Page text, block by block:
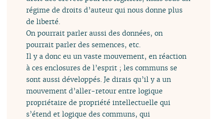
régime de droits d’auteur qui nous donne plus
de liberté.
On pourrait parler aussi des données, on
pourrait parler des semences, etc.
Il y a donc eu un vaste mouvement, en réaction
à ces enclosures de l’esprit ; les communs se
sont aussi développés. Je dirais qu’il y a un
mouvement d’aller-retour entre logique
propriétaire de propriété intellectuelle qui
s’étend et logique des communs, qui